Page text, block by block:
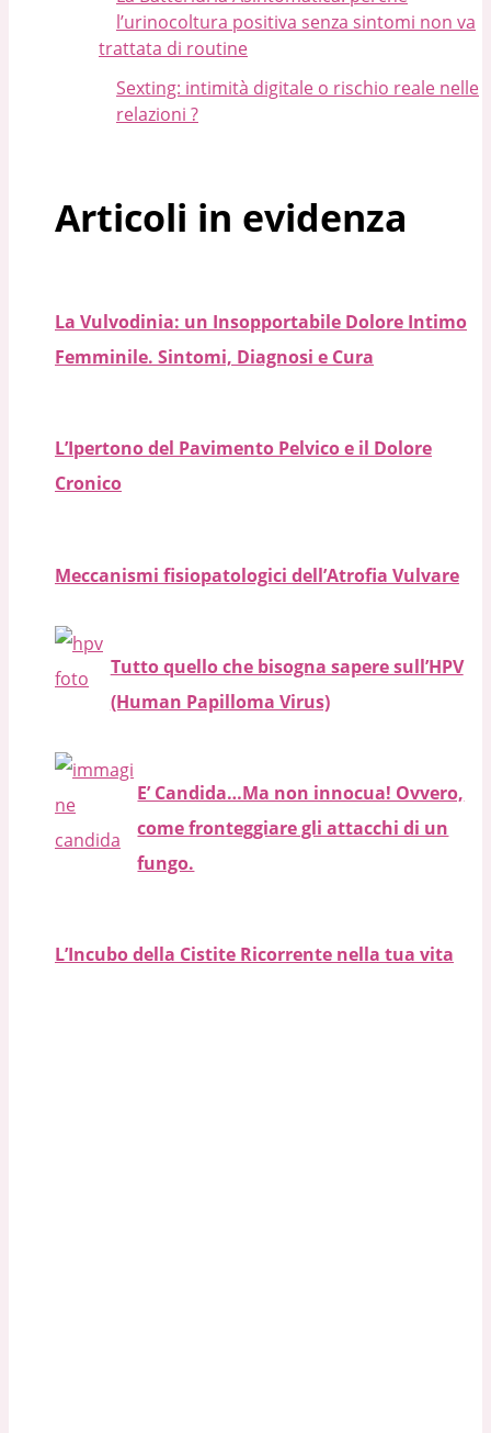
l’urinocoltura positiva senza sintomi non va
trattata di routine
Sexting: intimità digitale o rischio reale nelle
relazioni ?
Articoli in evidenza
La Vulvodinia: un Insopportabile Dolore Intimo
Femminile. Sintomi, Diagnosi e Cura
L’Ipertono del Pavimento Pelvico e il Dolore
Cronico
Meccanismi fisiopatologici dell’Atrofia Vulvare
Tutto quello che bisogna sapere sull’HPV
(Human Papilloma Virus)
E’ Candida…Ma non innocua! Ovvero,
come fronteggiare gli attacchi di un
fungo.
L’Incubo della Cistite Ricorrente nella tua vita